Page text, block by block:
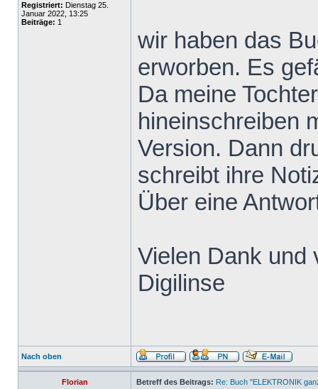
Registriert: Dienstag 25.
Januar 2022, 13:25
Beiträge: 1
wir haben das
erworben. Es
Da meine
hineinschreiben
Version. Dann
schreibt ihre
Über eine
Vielen Dank und
Digilinse
Nach oben
Florian Betreff des Beitrags: Re: Buch "ELEKTRONIK